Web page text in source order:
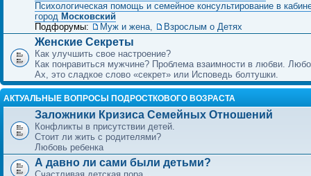
Психологическая помощь и семейное консультирование в
город Московский
Подфорумы:
Муж и жена, Взрослым о Детях
Женские Секреты
Как улучшить свое настроение?
Как понравиться мужчине? Проблема взаимности в любви.
Ах, это сладкое слово «секрет» или Исповедь болтушки.
АКТУАЛЬНЫЕ ВОПРОСЫ ПОДРОСТКОВОГО ВОЗРАСТА
Заложники Кризиса Семейных Отношений
Конфликты в присутствии детей.
Стоит ли жить с родителями?
Любовь ребенка
А давно ли сами были детьми?